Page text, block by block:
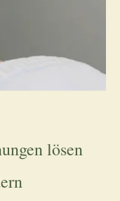
lösen